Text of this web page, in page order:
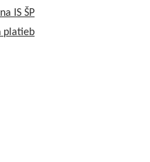
IS ŠP
platieb